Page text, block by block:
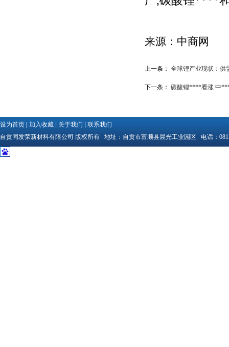
来源： 中商网
上一条：全球锂产业现状：供
下一条：碳酸锂****看涨 中
设为首页 加入收藏 关于我们
联系我们
自贡同发荣新材料有限公司 版权所有 地址： 自贡市富顺县晨光工业园区 电话：